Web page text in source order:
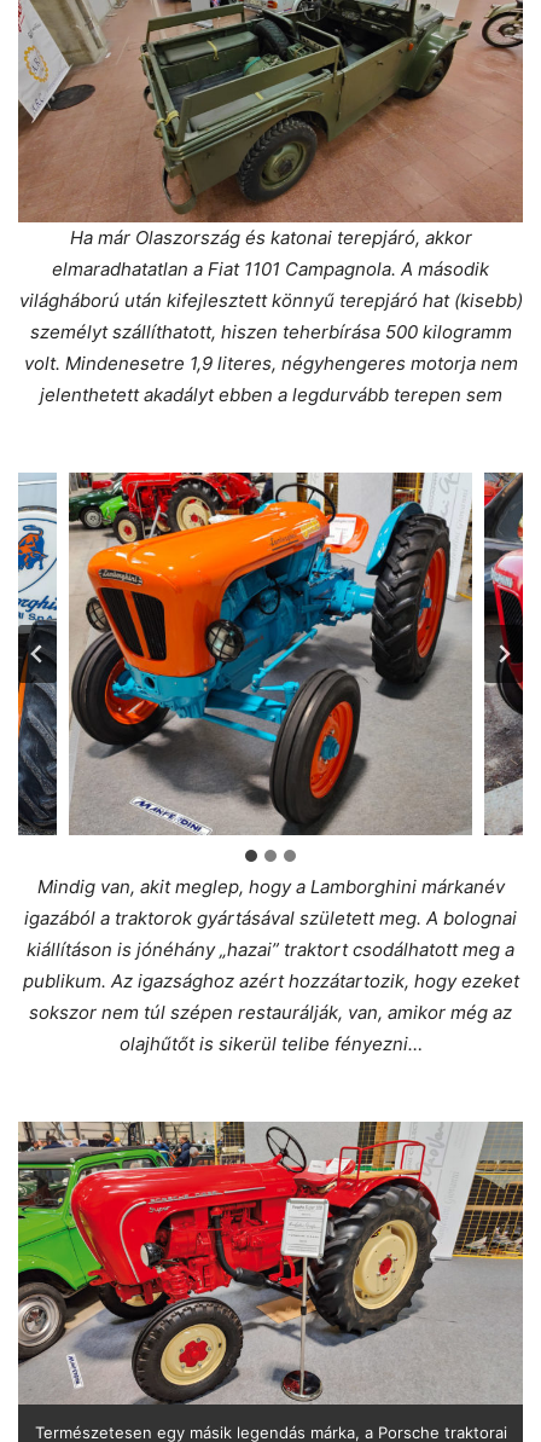
Ha már Olaszország és katonai terepjáró, akkor
elmaradhatatlan a Fiat 1101 Campagnola. A második
világháború után kifejlesztett könnyű terepjáró hat (kisebb)
személyt szállíthatott, hiszen teherbírása 500 kilogramm
volt. Mindenesetre 1,9 literes, négyhengeres motorja nem
jelenthetett akadályt ebben a legdurvább terepen sem
Mindig van, akit meglep, hogy a Lamborghini márkanév
igazából a traktorok gyártásával született meg. A bolognai
kiállításon is jónéhány „hazai” traktort csodálhatott meg a
publikum. Az igazsághoz azért hozzátartozik, hogy ezeket
sokszor nem túl szépen restaurálják, van, amikor még az
olajhűtőt is sikerül telibe fényezni…
Természetesen egy másik legendás márka, a Porsche traktorai